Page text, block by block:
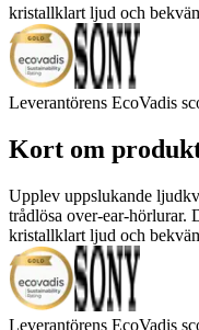
kristallklart ljud och
Leverantörens EcoVadis
Kort om
Upplev uppslukande
trådlösa over-ear-hörlurar.
kristallklart ljud och
Leverantörens EcoVadis